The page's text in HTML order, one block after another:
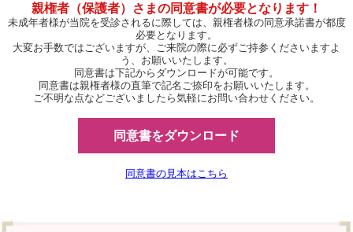
親権者（保護者）さまの同意書が必要となります！
未成年者様が当院を受診されるに際しては、親権者様の同意承諾書が都度
必要となります。
大変お手数ではございますが、ご来院の際に必ずご持参くださいますよ
う、お願いいたします。
同意書は下記からダウンロードが可能です。
同意書は親権者様の直筆で記名ご捺印をお願いいたします。
ご不明な点などございましたら気軽にお問い合わせください。
同意書をダウンロード
同意書の見本はこちら